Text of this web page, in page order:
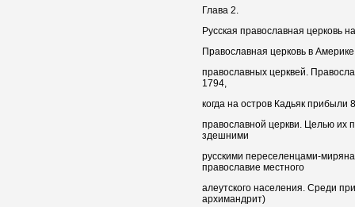
Глава 2.
Русская православная церковь
Православная церковь в
православных церквей.
1794,
когда на остров Кадьяк прибыли
православной церкви. Целью их
здешними
русскими переселенцами-
православие местного
алеутского населения. Среди
архимандрит)